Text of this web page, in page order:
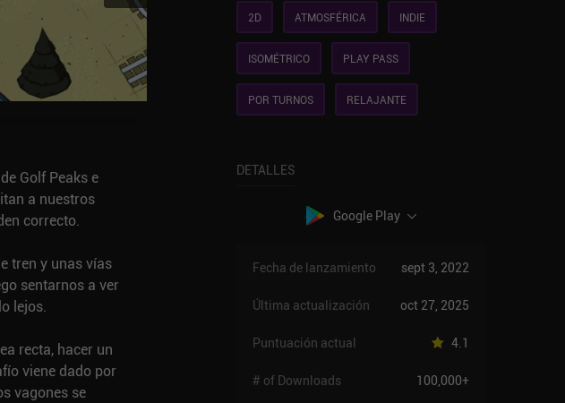
Golf Peaks e
a nuestros
correcto.
tren y unas vías
sentarnos a ver
lejos.
recta, hacer un
viene dado por
vagones se
2D ATMOSFÉRICA INDIE
ISOMÉTRICO PLAY PASS
POR TURNOS RELAJANTE
DETALLES
Google Play
Fecha de lanzamiento sept 3, 2022
Última actualización oct 27, 2025
Puntuación actual 4.1
# of Downloads 100,000+